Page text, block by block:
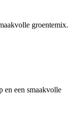
groentemix.
en een smaakvolle